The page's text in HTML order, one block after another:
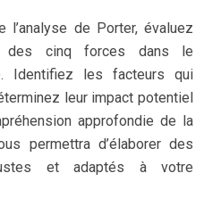
de Porter, évaluez
des cinq forces dans le
Identifiez les facteurs qui
leur impact potentiel
approfondie de la
permettra d’élaborer des
et adaptés à votre